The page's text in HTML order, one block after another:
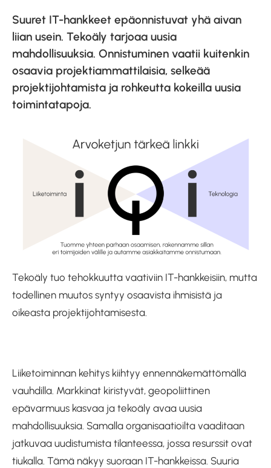
Suuret IT-hankkeet epäonnistuvat yhä aivan
liian usein. Tekoäly tarjoaa uusia
mahdollisuuksia. Onnistuminen vaatii kuitenkin
osaavia projektiammattilaisia, selkeää
projektijohtamista ja rohkeutta kokeilla uusia
toimintatapoja.
Tekoäly tuo tehokkuutta vaativiin IT-hankkeisiin, mutta
todellinen muutos syntyy osaavista ihmisistä ja
oikeasta projektijohtamisesta.
Liiketoiminnan kehitys kiihtyy ennennäkemättömällä
vauhdilla. Markkinat kiristyvät, geopoliittinen
epävarmuus kasvaa ja tekoäly avaa uusia
mahdollisuuksia. Samalla organisaatioilta vaaditaan
jatkuvaa uudistumista tilanteessa, jossa resurssit ovat
tiukalla. Tämä näkyy suoraan IT-hankkeissa. Suuria